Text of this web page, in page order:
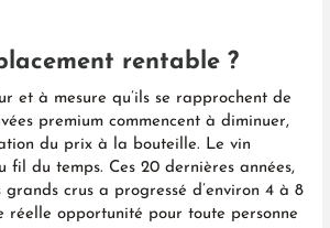
rentable ?
et à mesure qu’ils se rapprochent de
premium commencent à diminuer,
du prix à la bouteille. Le vin
fil du temps. Ces 20 dernières années,
crus a progressé d’environ 4 à 8
réelle opportunité pour toute personne